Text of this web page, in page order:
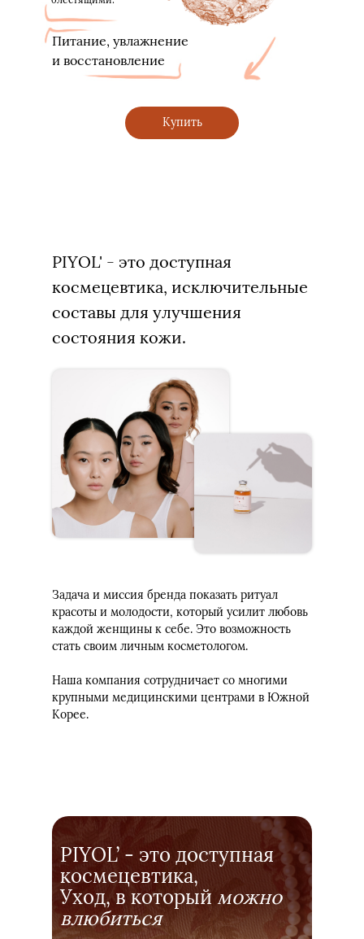
Купить
Питание, увлажнение
и восстановление
PIYOL' - это доступная
космецевтика, исключительные
составы для улучшения
состояния кожи.
Задача и миссия бренда показать ритуал
красоты и молодости, который усилит любовь
каждой женщины к себе. Это возможность
стать своим личным косметологом.
Наша компания сотрудничает со многими
крупными медицинскими центрами в Южной
Корее.
PIYOL’ - это доступная
космецевтика,
Уход, в который можно
влюбиться